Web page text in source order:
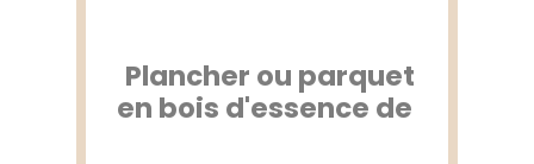
Plancher ou parquet
en bois d'essence de